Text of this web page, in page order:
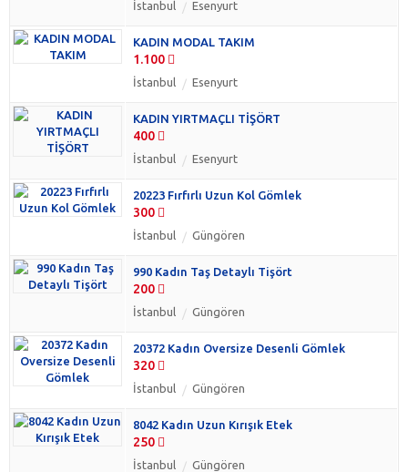
Gömlek (60)
İstanbul Esenyurt
KADIN MODAL TAKIM
1.100
İstanbul Esenyurt
KADIN YIRTMAÇLI TİŞÖRT
400
İstanbul Esenyurt
20223 Fırfırlı Uzun Kol Gömlek
300
İstanbul Güngören
990 Kadın Taş Detaylı Tişört
200
İstanbul Güngören
20372 Kadın Oversize Desenli Gömlek
320
İstanbul Güngören
8042 Kadın Uzun Kırışık Etek
250
İstanbul Güngören